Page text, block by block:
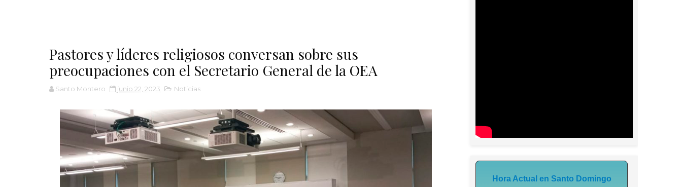
Pastores y líderes religiosos conversan sobre sus
preocupaciones con el Secretario General de la OEA
Santo Montero junio 22, 2023 Noticias
Hora Actual en Santo Domingo